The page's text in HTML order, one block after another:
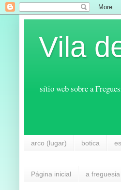
Vila
sítio web sobre a
arco (lugar) botica
Página inicial a freguesia